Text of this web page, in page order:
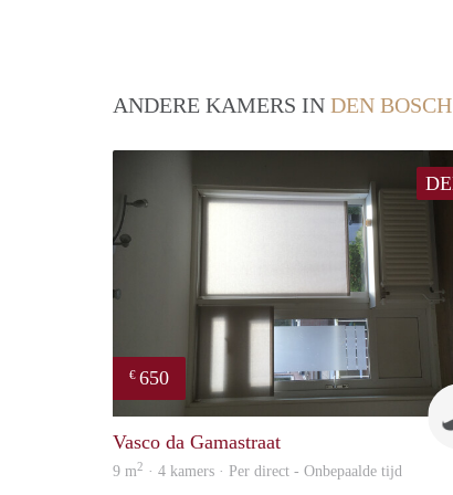
ANDERE KAMERS IN DEN BOSCH
€ 650
Vasco da Gamastraat
9 m2 · 4 kamers · Per direct - Onbepaalde tijd